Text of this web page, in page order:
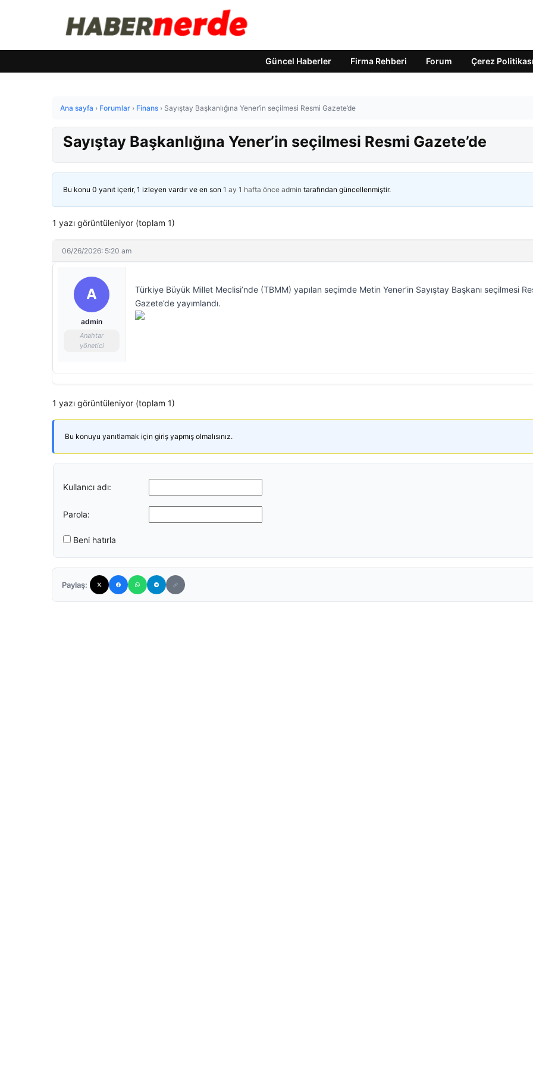
Güncel Haberler Firma Rehberi Forum Çerez Politikası
Ana sayfa › Forumlar › Finans › Sayıştay Başkanlığına Yener’in seçilmesi Resmi Gazete’de
Sayıştay Başkanlığına Yener’in seçilmesi Resmi Gazete’de
Bu konu 0 yanıt içerir, 1 izleyen vardır ve en son 1 ay 1 hafta önce admin tarafından güncellenmiştir.
1 yazı görüntüleniyor (toplam 1)
06/26/2026: 5:20 am
A
admin
Anahtar
yönetici
Türkiye Büyük Millet Meclisi’nde (TBMM) yapılan seçimde Metin Yener’in Sayıştay Başkanı seçilmesi
Gazete’de yayımlandı.
1 yazı görüntüleniyor (toplam 1)
Bu konuyu yanıtlamak için giriş yapmış olmalısınız.
Kullanıcı adı:
Parola:
Beni hatırla
Paylaş: